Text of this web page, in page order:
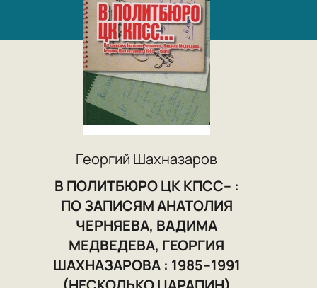
Георгий Шахназаров
В ПОЛИТБЮРО ЦК КПСС-- :
ПО ЗАПИСЯМ АНАТОЛИЯ
ЧЕРНЯЕВА, ВАДИМА
МЕДВЕДЕВА, ГЕОРГИЯ
ШАХНАЗАРОВА : 1985--1991